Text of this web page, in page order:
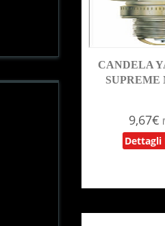
CANDELA
SUPREME
9,67€